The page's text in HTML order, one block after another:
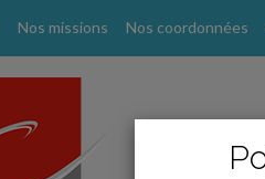
Nos missions Nos coordonnées